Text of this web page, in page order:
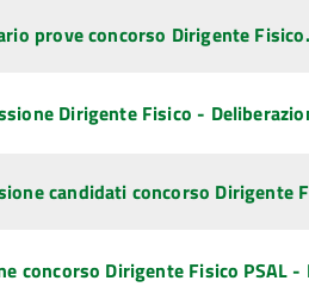
prove concorso Dirigente
Dirigente Fisico -
candidati concorso Dirigente
concorso Dirigente Fisico PSAL